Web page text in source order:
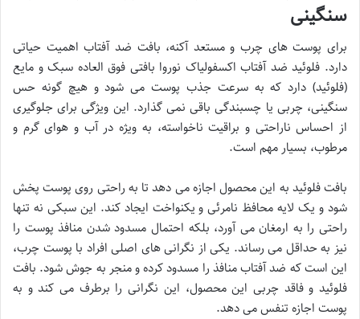
سنگینی
برای پوست های چرب و مستعد آکنه، بافت ضد آفتاب اهمیت حیاتی
دارد. فلوئید ضد آفتاب اکسفولیاک نوروا بافتی فوق العاده سبک و مایع
(فلوئید) دارد که به سرعت جذب پوست می شود و هیچ گونه حس
سنگینی، چربی یا چسبندگی باقی نمی گذارد. این ویژگی برای جلوگیری
از احساس ناراحتی و براقیت ناخواسته، به ویژه در آب و هوای گرم و
مرطوب، بسیار مهم است.
بافت فلوئید به این محصول اجازه می دهد تا به راحتی روی پوست پخش
شود و یک لایه محافظ نامرئی و یکنواخت ایجاد کند. این سبکی نه تنها
راحتی را به ارمغان می آورد، بلکه احتمال مسدود شدن منافذ پوست را
نیز به حداقل می رساند. یکی از نگرانی های اصلی افراد با پوست چرب،
این است که ضد آفتاب منافذ را مسدود کرده و منجر به جوش شود. بافت
فلوئید و فاقد چربی این محصول، این نگرانی را برطرف می کند و به
پوست اجازه تنفس می دهد.